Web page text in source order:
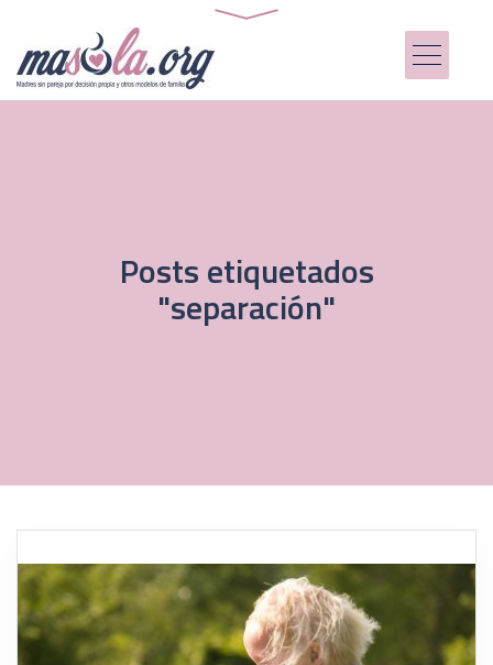
Posts etiquetados
"separación"